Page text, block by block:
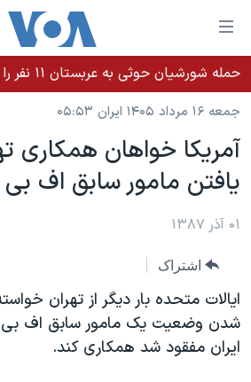
لینکهای
قابل
دسترسی
جهش
محتوای
اصلی
جهش
اصلی
جهش
به
جستجو
خانه
نسخه سبک وب‌سایت
موضوع ها
ایران
آمریکا
گزیده‌ها
ویژه برنامه‌ها
برنامه های تلویزیونی
جدول برنامه ها
صفحه‌های ویژه
عملیات خشم حماسی
۲۵۰سالگی آمریکا
فرکانس‌های صدای آمریکا
پخش رادیویی
حمله شورشیان حوثی به عربستان ۱۱ نفر را مجروح کرد
جمعه ۱۶ مرداد ۱۴۰۵ ایران ۰۵:۵۳
آمریکا خواهان همکاری
یافتن مامور سابق اف
۰۱ آذر ۱۳۸۷
اشتراک
ایالات متحده بار دیگر از تهران
شدن وضعیت یک مامور سابق اف
ایران مفقود شد همکاری کند.